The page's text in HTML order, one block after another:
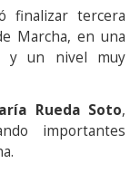
finalizar tercera
Marcha, en una
y un nivel muy
Rueda Soto,
importantes